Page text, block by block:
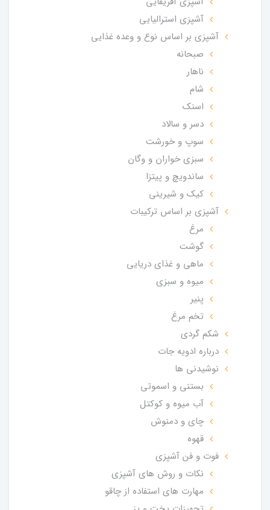
آشپزی استرالیایی
آشپزی بر اساس نوع و وعده غذایی
صبحانه
ناهار
شام
اسنک
دسر و سالاد
سوپ و خورشت
سبزی خواران و وگان
ساندویچ و پیتزا
کیک و شیرینی
آشپزی بر اساس ترکیبات
مرغ
گوشت
ماهی و غذای دریایی
میوه و سبزی
پنیر
تخم مرغ
شکم گردی
درباره ادویه جات
نوشیدنی ها
بستنی و اسموتی
آب میوه و کوکتل
چای و دمنوش
قهوه
فوت و فن آشپزی
نکات و روش های آشپزی
مهارت های استفاده از چاقو